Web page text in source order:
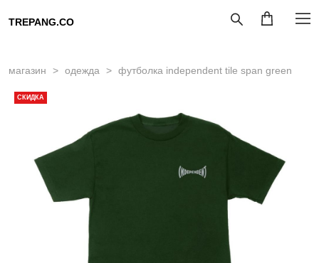
TREPANG.CO
магазин > одежда > футболка independent tile span green
СКИДКА